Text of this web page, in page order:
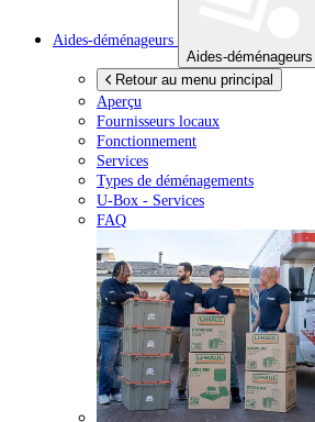
Aides-déménageurs
Aides-déménageurs
Retour au menu principal
Aperçu
Fournisseurs locaux
Fonctionnement
Services
Types de déménagements
U-Box - Services
FAQ